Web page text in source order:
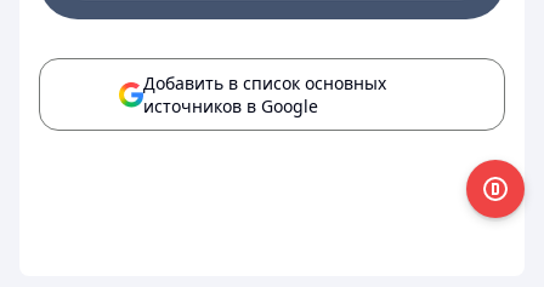
Добавить в список основных
источников в Google